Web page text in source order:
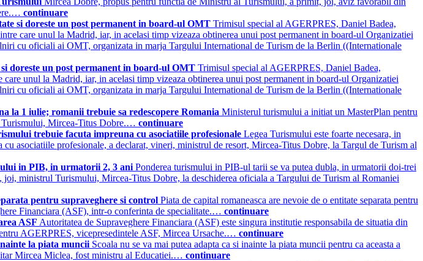
continuare
si doreste un post permanent in board-ul OMT Trimisul special al AGERPRES, Daniel Badea,
care unul la Madrid, iar, in acelasi timp vizeaza obtinerea unui post permanent in board-ul Organizatiei
cu oficiali ai OMT, organizata in marja Targului International de Turism de la Berlin ((Internationale
doreste un post permanent in board-ul OMT Trimisul special al AGERPRES, Daniel Badea,
unul la Madrid, iar, in acelasi timp vizeaza obtinerea unui post permanent in board-ul Organizatiei
cu oficiali ai OMT, organizata in marja Targului International de Turism de la Berlin ((Internationale
la 1 iulie; romanii trebuie sa redescopere Romania Ministerul turismului a initiat un MasterPlan pentru
Turismului, Mircea-Titus Dobre.… continuare
trebuie facuta impreuna cu asociatiile profesionale Legea Turismului este foarte necesara, in
asociatiile profesionale, a declarat, vineri, ministrul de resort, Mircea-Titus Dobre, la Targul de Turism al
in PIB, in urmatorii 2, 3 ani Ponderea turismului in PIB-ul tarii se va putea dubla, in urmatorii doi-trei
ministrul Turismului, Mircea-Titus Dobre, la deschiderea oficiala a Targului de Turism al Romaniei
pentru supraveghere si control Piata de capital romaneasca are nevoie de o entitate separata pentru
Financiara (ASF), intr-o conferinta de specialitate.… continuare
ASF Autoritatea de Supraveghere Financiara (ASF) este singura institutie responsabila de situatia din
AGERPRES, vicepresedintele ASF, Mircea Ursache.… continuare
la piata muncii Scoala nu se va mai putea adapta ca si inainte la piata muncii pentru ca aceasta a
Mircea Miclea, fost ministru al Educatiei.… continuare